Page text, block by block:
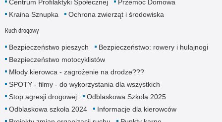
Centrum Profilaktyki Społecznej
Przemoc Domowa
Kraina Sznupka
Ochrona zwierząt i środowiska
Ruch drogowy
Bezpieczeństwo pieszych
Bezpieczeństwo: rowery i hulajnogi
Bezpieczeństwo motocyklistów
Młody kierowca - zagrożenie na drodze???
SPOTY - filmy - do wykorzystania dla wszystkich
Stop agresji drogowej
Odblaskowa Szkoła 2025
Odblaskowa szkoła 2024
Informacje dla kierowców